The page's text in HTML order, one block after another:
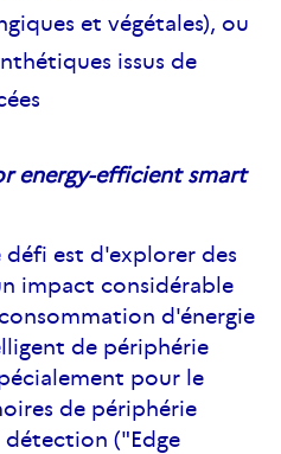
et végétales), ou
issus de
energy-efficient smart
est d'explorer des
impact considérable
d'énergie
de périphérie
pour le
de périphérie
détection ("Edge